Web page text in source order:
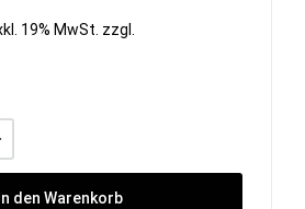
19% MwSt. zzgl.
In den Warenkorb